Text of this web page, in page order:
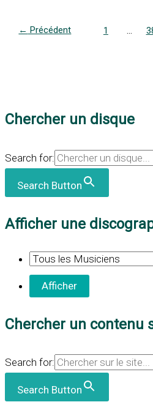
← Précédent 1 …
Chercher un disque
Search for:
Search Button
Afficher une
Chercher un contenu
Search for:
Search Button